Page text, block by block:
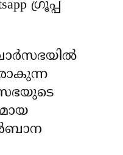
ഗ്രൂപ്പ്